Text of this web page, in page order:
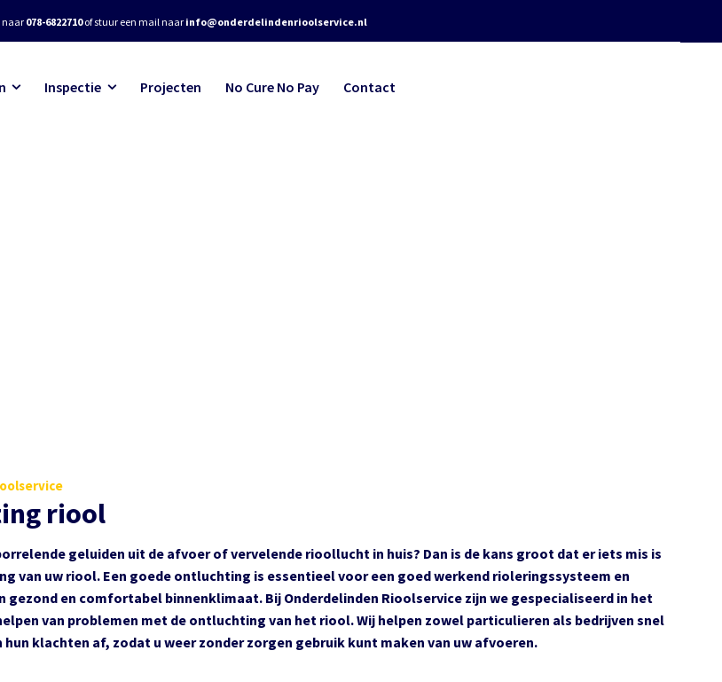
naar078-6822710of stuur een mail naar info@onderdelindenrioolservice.nl
Inspectie Projecten No Cure No Pay Contact
riool
geluiden uit de afvoer of vervelende rioollucht in huis? Dan is de kans groot dat er iets mis is
van uw riool. Een goede ontluchting is essentieel voor een goed werkend rioleringssysteem en
gezond en comfortabel binnenklimaat. Bij Onderdelinden Rioolservice zijn we gespecialiseerd in het
van problemen met de ontluchting van het riool. Wij helpen zowel particulieren als bedrijven snel
hun klachten af, zodat u weer zonder zorgen gebruik kunt maken van uw afvoeren.